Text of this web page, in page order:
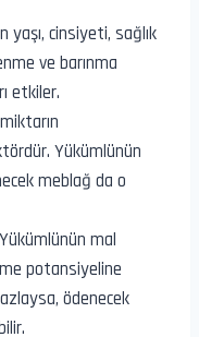
yaşı, cinsiyeti, sağlık
ve barınma
etkiler.
Yükümlünün
meblağ da o
Yükümlünün mal
potansiyeline
ödenecek